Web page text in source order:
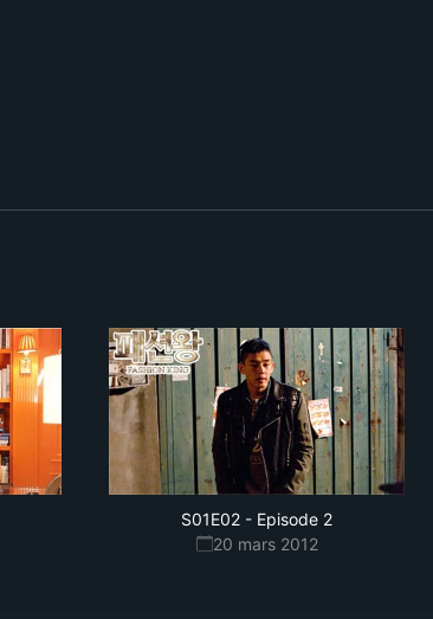
S01E02 - Episode 2
20 mars 2012